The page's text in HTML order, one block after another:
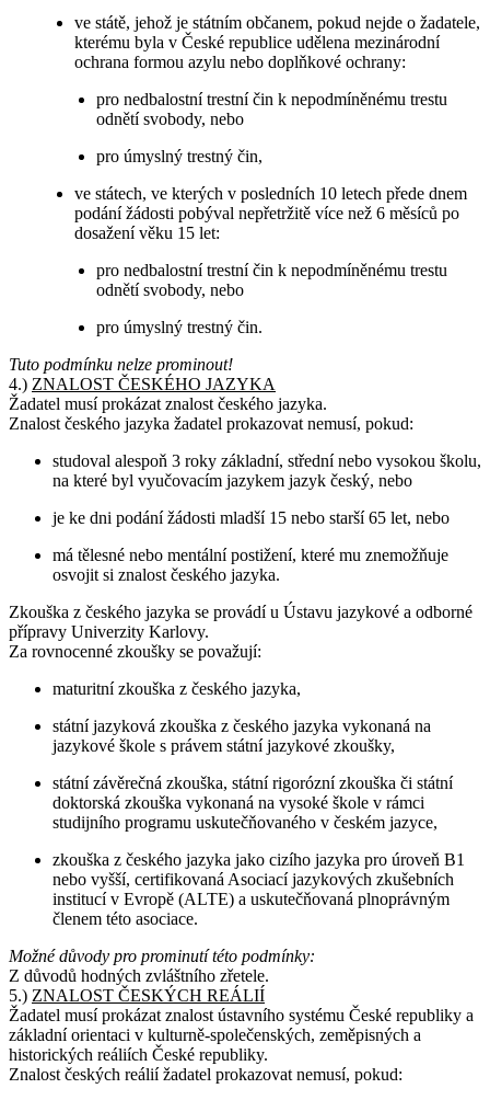
ve státě, jehož je státním občanem, pokud nejde o žadatele,
kterému byla v České republice udělena mezinárodní
ochrana formou azylu nebo doplňkové ochrany:
pro nedbalostní trestní čin k nepodmíněnému trestu
odnětí svobody, nebo
pro úmyslný trestný čin,
ve státech, ve kterých v posledních 10 letech přede dnem
podání žádosti pobýval nepřetržitě více než 6 měsíců po
dosažení věku 15 let:
pro nedbalostní trestní čin k nepodmíněnému trestu
odnětí svobody, nebo
pro úmyslný trestný čin.
Tuto podmínku nelze prominout!
4.) ZNALOST ČESKÉHO JAZYKA
Žadatel musí prokázat znalost českého jazyka.
Znalost českého jazyka žadatel prokazovat nemusí, pokud:
studoval alespoň 3 roky základní, střední nebo vysokou školu,
na které byl vyučovacím jazykem jazyk český, nebo
je ke dni podání žádosti mladší 15 nebo starší 65 let, nebo
má tělesné nebo mentální postižení, které mu znemožňuje
osvojit si znalost českého jazyka.
Zkouška z českého jazyka se provádí u Ústavu jazykové a odborné
přípravy Univerzity Karlovy.
Za rovnocenné zkoušky se považují:
maturitní zkouška z českého jazyka,
státní jazyková zkouška z českého jazyka vykonaná na
jazykové škole s právem státní jazykové zkoušky,
státní závěrečná zkouška, státní rigorózní zkouška či státní
doktorská zkouška vykonaná na vysoké škole v rámci
studijního programu uskutečňovaného v českém jazyce,
zkouška z českého jazyka jako cizího jazyka pro úroveň B1
nebo vyšší, certifikovaná Asociací jazykových zkušebních
institucí v Evropě (ALTE) a uskutečňovaná plnoprávným
členem této asociace.
Možné důvody pro prominutí této podmínky:
Z důvodů hodných zvláštního zřetele.
5.) ZNALOST ČESKÝCH REÁLIÍ
Žadatel musí prokázat znalost ústavního systému České republiky a
základní orientaci v kulturně-společenských, zeměpisných a
historických reáliích České republiky.
Znalost českých reálií žadatel prokazovat nemusí, pokud: